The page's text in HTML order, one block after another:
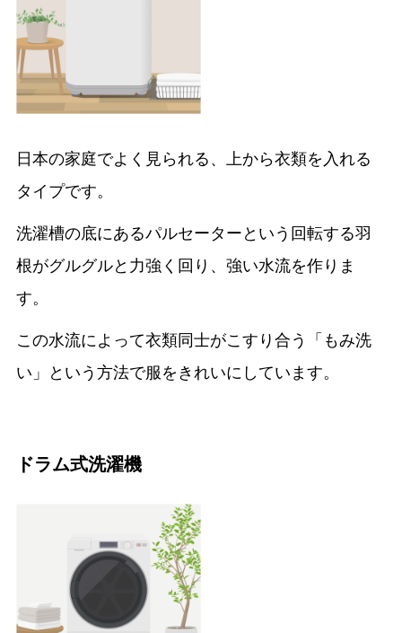
日本の家庭でよく見られる、上から衣類を入れる
タイプです。
洗濯槽の底にあるパルセーターという回転する羽
根がグルグルと力強く回り、強い水流を作りま
す。
この水流によって衣類同士がこすり合う「もみ洗
い」という方法で服をきれいにしています。
ドラム式洗濯機